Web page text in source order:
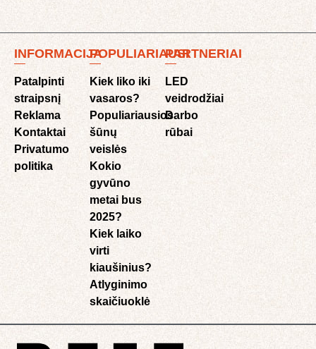
INFORMACIJA
Patalpinti
straipsnį
Reklama
Kontaktai
Privatumo
politika
POPULIARIAUSI
Kiek liko iki
vasaros?
Populiariausios
šūnų
veislės
Kokio
gyvūno
metai bus
2025?
Kiek laiko
virti
kiaušinius?
Atlyginimo
skaičiuoklė​
PARTNERIAI
LED
veidrodžiai
Darbo
rūbai